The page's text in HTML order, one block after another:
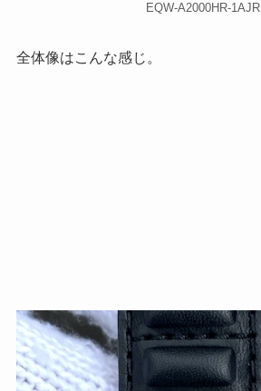
EQW-A2000HR-1AJR
全体像はこんな感じ。